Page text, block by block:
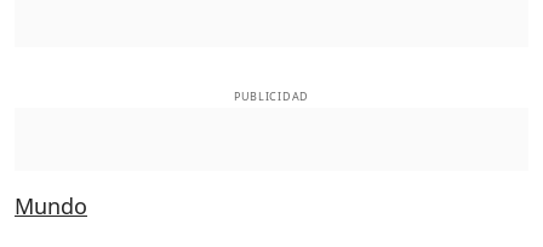
PUBLICIDAD
Mundo